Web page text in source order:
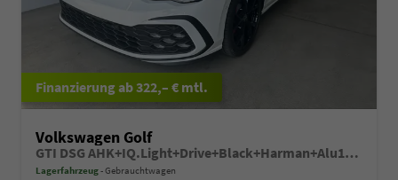
ab 322,– € mtl.
Volkswagen Golf
GTI DSG AHK+IQ.Light+Drive+Black+Harman+Alu19+HUD+Navi+Pano+Keyless
Lagerfahrzeug Gebrauchtwagen